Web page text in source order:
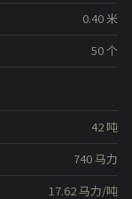
0.40米
50个
42 吨
740马力
17.62马力/吨